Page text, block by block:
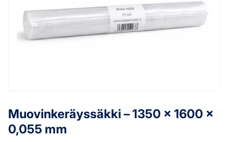
Muovinkeräyssäkki – 1350 x 1600 x
0,055 mm